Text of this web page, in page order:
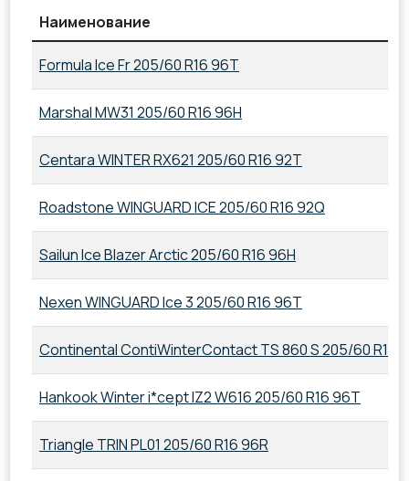
Наименование
Formula Ice Fr 205/60 R16 96T
Marshal MW31 205/60 R16 96H
Centara WINTER RX621 205/60 R16 92T
Roadstone WINGUARD ICE 205/60 R16 92Q
Sailun Ice Blazer Arctic 205/60 R16 96H
Nexen WINGUARD Ice 3 205/60 R16 96T
Continental ContiWinterContact TS 860 S 205/60 R16
Hankook Winter i*cept IZ2 W616 205/60 R16 96T
Triangle TRIN PL01 205/60 R16 96R